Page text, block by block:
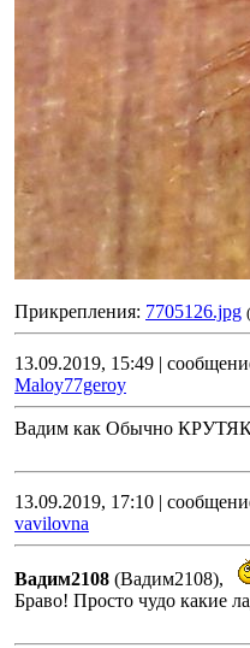
Прикрепления: 7705126.jpg
13.09.2019, 15:49 |
Maloy77geroy
Вадим как Обычно
13.09.2019, 17:10 |
vavilovna
Вадим2108 (Вадим2108),
Браво! Просто чудо какие